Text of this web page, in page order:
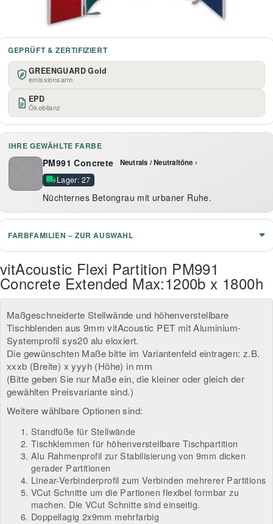
GEPRÜFT & ZERTIFIZIERT
GREENGUARD Gold
emissionsarm
EPD
Ökobilanz
IHRE GEWÄHLTE FARBE
PM991 Concrete Neutrals / Neutraltöne ›
Lager: 27
Nüchternes Betongrau mit urbaner Ruhe.
FARBFAMILIEN – ZUR AUSWAHL
vitAcoustic Flexi Partition PM991
Concrete Extended Max:1200b x 1800h
Maßgeschneiderte Stellwände und höhenverstellbare
Tischblenden aus 9mm vitAcoustic PET mit Aluminium-
Systemprofil sys20 alu eloxiert.
Die gewünschten Maße bitte im Variantenfeld eintragen: z.B.
xxxb (Breite) x yyyh (Höhe) in mm
(Bitte geben Sie nur Maße ein, die kleiner oder gleich der
gewählten Preisvariante sind.)
Weitere wählbare Optionen sind:
Standfüße für Stellwände
Tischklemmen für höhenverstellbare Tischpartition
Alu Rahmenprofil zur Stabilisierung von 9mm dicken
gerader Partitionen
Linear-Verbinderprofil zum Verbinden mehrerer Partitions
VCut Schnitte um die Partionen flexibel formbar zu
machen. Die VCut Schnitte sind einseitig.
Doppellagig 2x9mm mehrfarbig